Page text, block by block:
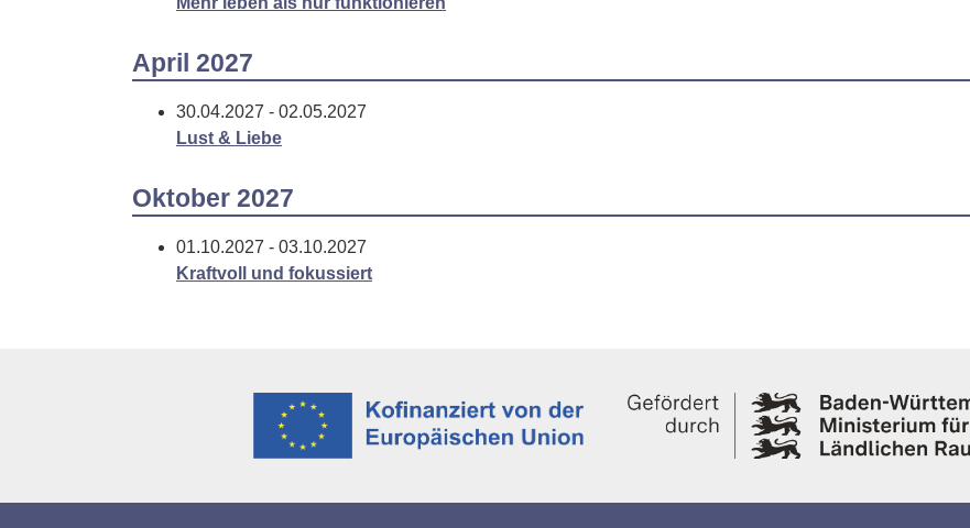
April 2027
30.04.2027 - 02.05.2027
Lust & Liebe
Oktober 2027
01.10.2027 - 03.10.2027
Kraftvoll und fokussiert